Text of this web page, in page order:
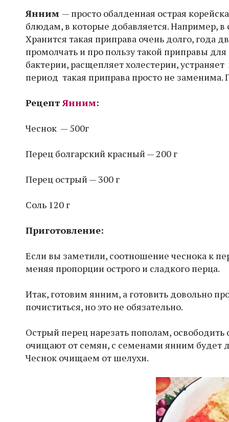
Янним — просто обалденная острая
блюдам, в которые добавляется. Например,
Хранится такая приправа очень долго, года
промолчать и про пользу такой приправы
бактерии, расщепляет холестерин,
период такая приправа просто не заменима.
РецептЯнним:
Чеснок — 500г
Перец болгарский красный — 200 г
Перец острый — 300 г
Соль 120 г
Приготовление:
Если вы заметили, соотношение чеснока к
меняя пропорции острого и сладкого перца.
Итак, готовим янним, а готовить довольно
почиститься, но это не обязательно.
Острый перец нарезать пополам, освободить
очищают от семян, с семенами янним будет
Чеснок очищаем от шелухи.